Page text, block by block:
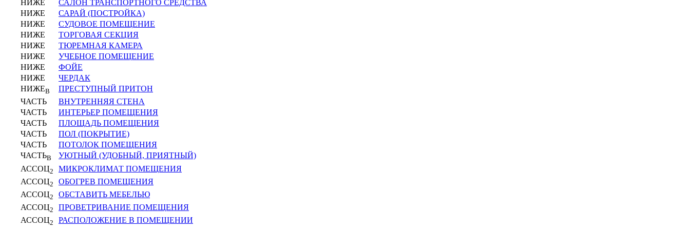
НИЖЕ
САЛОН ТРАНСПОРТНОГО СРЕДСТВА
НИЖЕ
САРАЙ (ПОСТРОЙКА)
НИЖЕ
СУДОВОЕ ПОМЕЩЕНИЕ
НИЖЕ
ТОРГОВАЯ СЕКЦИЯ
НИЖЕ
ТЮРЕМНАЯ КАМЕРА
НИЖЕ
УЧЕБНОЕ ПОМЕЩЕНИЕ
НИЖЕ
ФОЙЕ
НИЖЕ
ЧЕРДАК
НИЖЕВ
ПРЕСТУПНЫЙ ПРИТОН
ЧАСТЬ
ВНУТРЕННЯЯ СТЕНА
ЧАСТЬ
ИНТЕРЬЕР ПОМЕЩЕНИЯ
ЧАСТЬ
ПЛОЩАДЬ ПОМЕЩЕНИЯ
ЧАСТЬ
ПОЛ (ПОКРЫТИЕ)
ЧАСТЬ
ПОТОЛОК ПОМЕЩЕНИЯ
ЧАСТЬВ
УЮТНЫЙ (УДОБНЫЙ, ПРИЯТНЫЙ)
АССОЦ2
МИКРОКЛИМАТ ПОМЕЩЕНИЯ
АССОЦ2
ОБОГРЕВ ПОМЕЩЕНИЯ
АССОЦ2
ОБСТАВИТЬ МЕБЕЛЬЮ
АССОЦ2
ПРОВЕТРИВАНИЕ ПОМЕЩЕНИЯ
АССОЦ2
РАСПОЛОЖЕНИЕ В ПОМЕЩЕНИИ